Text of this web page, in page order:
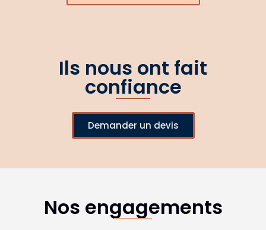
Ils nous ont fait
confiance
Demander un devis
Nos engagements